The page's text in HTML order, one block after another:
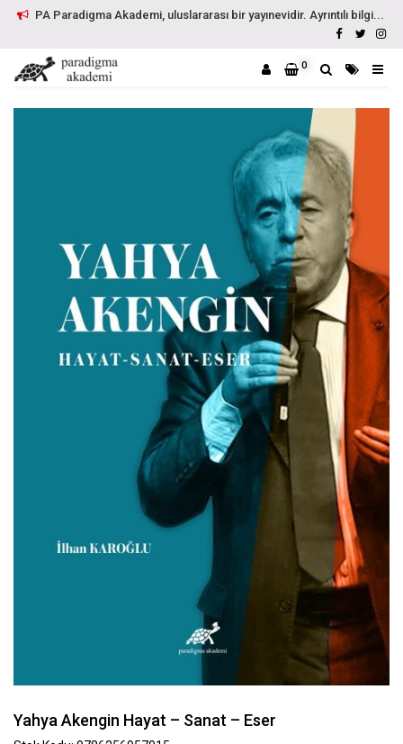
PA Paradigma Akademi, uluslararası bir yayınevidir. Ayrıntılı bilgi...
0
Yahya Akengin Hayat – Sanat – Eser